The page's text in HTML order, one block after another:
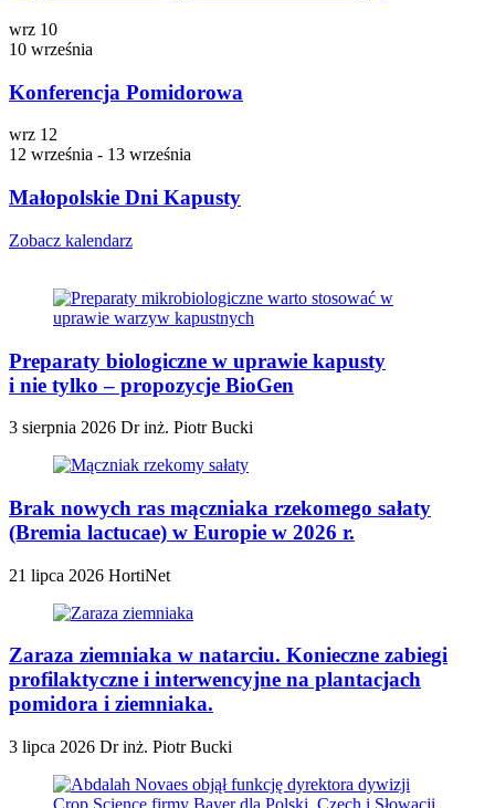
wrz 10
10 września
Konferencja Pomidorowa
wrz 12
12 września - 13 września
Małopolskie Dni Kapusty
Zobacz kalendarz
Preparaty biologiczne w uprawie kapusty
i nie tylko – propozycje BioGen
3 sierpnia 2026 Dr inż. Piotr Bucki
Brak nowych ras mączniaka rzekomego sałaty
(Bremia lactucae) w Europie w 2026 r.
21 lipca 2026 HortiNet
Zaraza ziemniaka w natarciu. Konieczne zabiegi
profilaktyczne i interwencyjne na plantacjach
pomidora i ziemniaka.
3 lipca 2026 Dr inż. Piotr Bucki